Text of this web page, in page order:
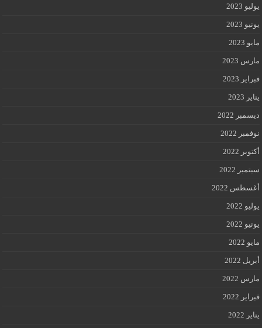
يوليو 2023
يونيو 2023
مايو 2023
مارس 2023
فبراير 2023
يناير 2023
ديسمبر 2022
نوفمبر 2022
أكتوبر 2022
سبتمبر 2022
أغسطس 2022
يوليو 2022
يونيو 2022
مايو 2022
أبريل 2022
مارس 2022
فبراير 2022
يناير 2022